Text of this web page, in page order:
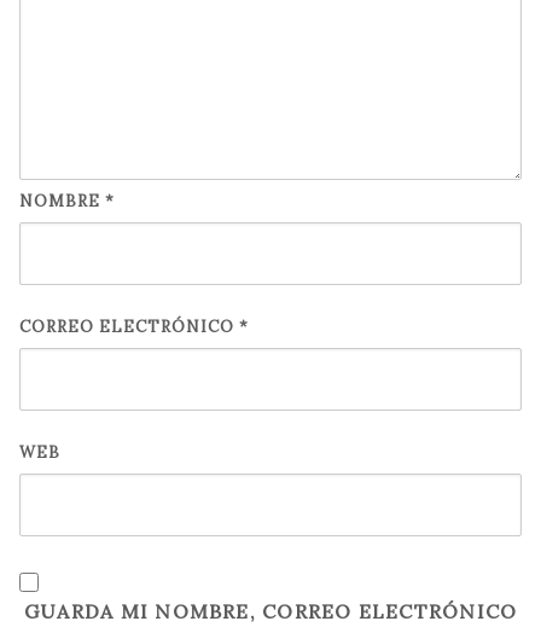
NOMBRE *
CORREO ELECTRÓNICO *
WEB
GUARDA MI NOMBRE, CORREO ELECTRÓNICO